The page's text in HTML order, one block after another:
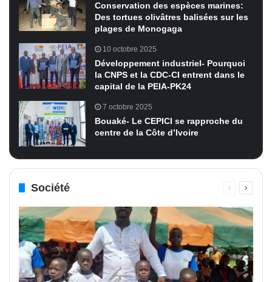
Conservation des espèces marines:
Des tortues olivâtres balisées sur les
plages de Monogaga
10 octobre 2025
Développement industriel- Pourquoi
la CNPS et la CDC-CI entrent dans le
capital de la PEIA-PK24
7 octobre 2025
Bouaké- Le CEPICI se rapproche du
centre de la Côte d’Ivoire
Société
PagePage